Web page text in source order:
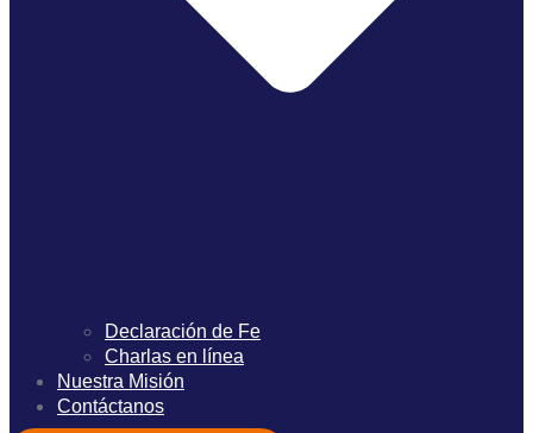
Declaración de Fe
Charlas en línea
Nuestra Misión
Contáctanos